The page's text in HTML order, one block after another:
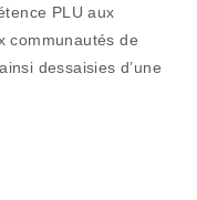
PLU aux
communautés de
dessaisies d’une